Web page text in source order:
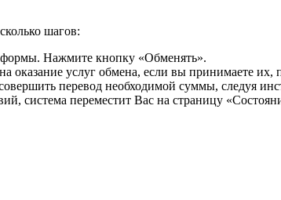
шагов:
формы. Нажмите кнопку «Обменять».
оказание услуг обмена, если вы принимаете
перевод необходимой суммы, следуя
система переместит Вас на страницу